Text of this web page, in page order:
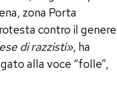
zona Porta
contro il genere
di razzisti», ha
alla voce “folle”,